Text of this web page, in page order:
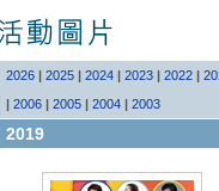
2026 | 2025 | 2024 | 2023 | 2022 |
| 2006 | 2005 | 2004 | 2003
2019